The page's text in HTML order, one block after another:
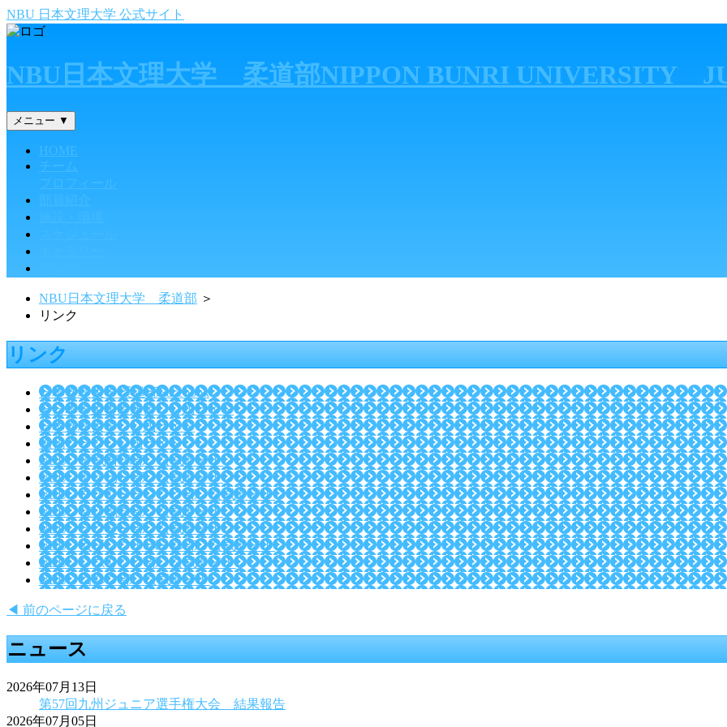
NBU 日本文理大学 公式サイト
NBU日本文理大学 柔道部NIPPON BUNRI UNIVERSITY
メニュー ▼
HOME
チーム
プロフィール
NBU日本文理大学 柔道部 ＞
リンク
リンク
日本文理大学 柔道部Facebook
全日本学生柔道連盟 公式サイト
日本文理大学 公式サイト
強化クラブ 公式サイト
NBU 硬式野球部 公式サイト
NBU サッカー部 公式サイト
NBU チアリーディング部 公式サイト
NBU 陸上競技部 公式サイト
NBU ラグビー部 公式サイト
NBU 女子ソフトボール部 公式サイト
NBU レスリング部 公式サイト
NBU ゴルフ部 公式サイト
◀ 前のページに戻る
ニュース
2026年07月13日
第57回九州ジュニア選手権大会 結果報告
2026年07月05日